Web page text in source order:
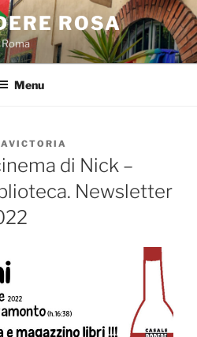
ROSA
Menu
di Nick –
Newsletter